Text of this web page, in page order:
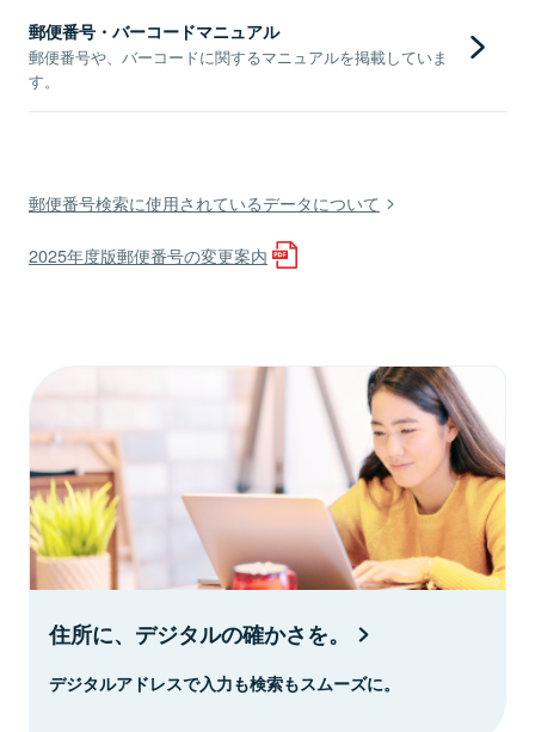
郵便番号・バーコードマニュアル
郵便番号や、バーコードに関するマニュアルを掲載していま
す。
郵便番号検索に使用されているデータについて
2025年度版郵便番号の変更案内
住所に、デジタルの確かさを。
デジタルアドレスで入力も検索もスムーズに。